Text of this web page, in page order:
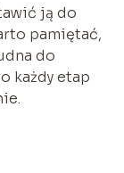
ją do
pamiętać,
do
każdy etap